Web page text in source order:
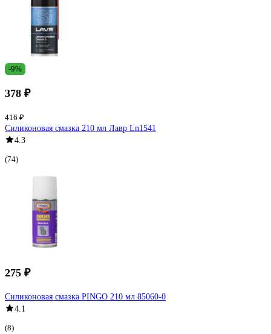
-9%
378 ₽
416 ₽
Силиконовая смазка 210 мл Лавр Ln1541
4.3
(74)
275 ₽
Силиконовая смазка PINGO 210 мл 85060-0
4.1
(8)